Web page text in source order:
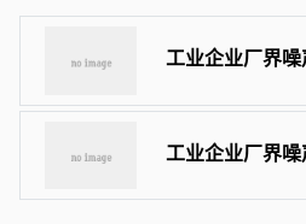
工业企业厂界
工业企业厂界